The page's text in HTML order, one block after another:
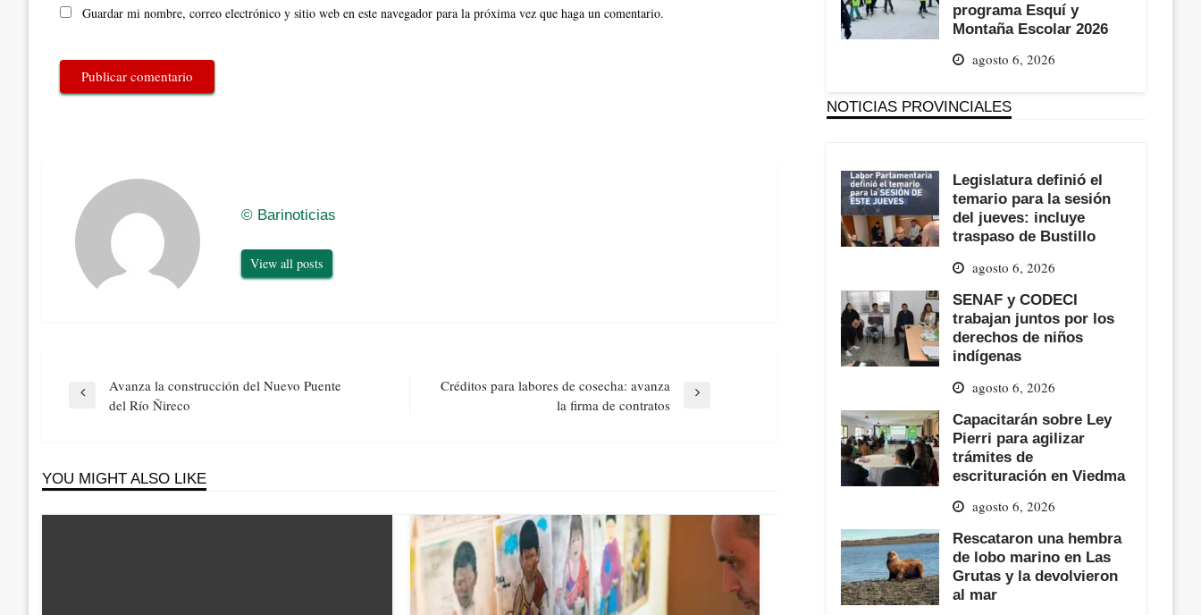
Guardar mi nombre, correo electrónico y sitio web en este navegador para la próxima vez que haga un comentario.
© Barinoticias
View all posts
Navegación
Previous
Avanza la construcción del Nuevo Puente
del Río Ñireco
Créditos para labores de cosecha: avanza
la firma de contratos
YOU MIGHT ALSO LIKE
programa Esquí y
Montaña Escolar 2026
agosto 6, 2026
NOTICIAS PROVINCIALES
Legislatura definió el
temario para la sesión
del jueves: incluye
traspaso de Bustillo
agosto 6, 2026
SENAF y CODECI
trabajan juntos por los
derechos de niños
indígenas
agosto 6, 2026
Capacitarán sobre Ley
Pierri para agilizar
trámites de
escrituración en Viedma
agosto 6, 2026
Rescataron una hembra
de lobo marino en Las
Grutas y la devolvieron
al mar